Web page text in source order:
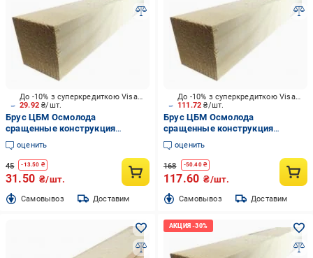
29.92₴/шт.
До -10% з суперкредиткою Visa Вигода
Брус ЦБМ Осмолода
сращенные конструкция
20х40х1000 мм карпатская ель
оценить
45 -13.50 ₴
31.50 ₴/шт.
Cамовывоз Доставим
111.72₴/шт.
До -10% з суперкредиткою Visa Вигода
Брус ЦБМ Осмолода
сращенные конструкция
30х50х2000 мм карпатская ель
оценить
168 -50.40₴
117.60 ₴/шт.
Cамовывоз Доставим